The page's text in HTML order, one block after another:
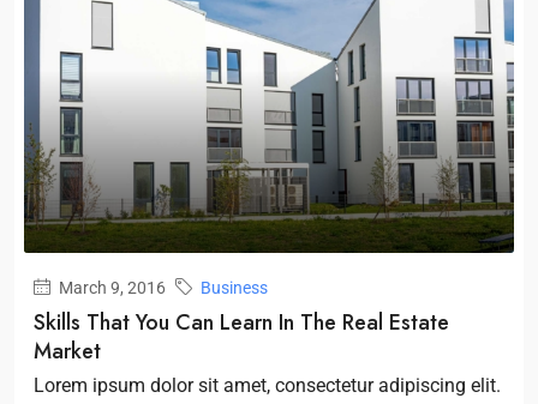
March 9, 2016 Business
Skills That You Can Learn In The Real Estate
Market
Lorem ipsum dolor sit amet, consectetur adipiscing elit.